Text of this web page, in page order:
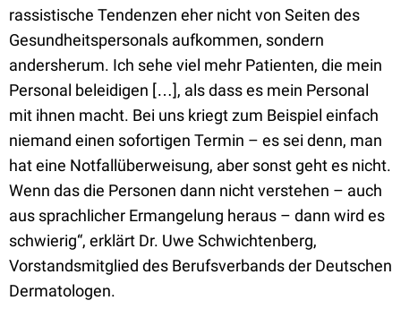
rassistische Tendenzen eher nicht von Seiten des
Gesundheitspersonals aufkommen, sondern
andersherum. Ich sehe viel mehr Patienten, die mein
Personal beleidigen […], als dass es mein Personal
mit ihnen macht. Bei uns kriegt zum Beispiel einfach
niemand einen sofortigen Termin – es sei denn, man
hat eine Notfallüberweisung, aber sonst geht es nicht.
Wenn das die Personen dann nicht verstehen – auch
aus sprachlicher Ermangelung heraus – dann wird es
schwierig“, erklärt Dr. Uwe Schwichtenberg,
Vorstandsmitglied des Berufsverbands der Deutschen
Dermatologen.